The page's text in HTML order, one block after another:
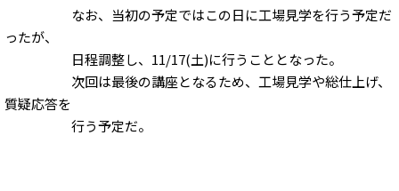
なお、当初の予定ではこの日に工場見学を行う予定だ
ったが、
日程調整し、11/17(土)に行うこととなった。
次回は最後の講座となるため、工場見学や総仕上げ、
質疑応答を
行う予定だ。